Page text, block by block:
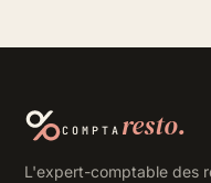
COMPTA resto.
L'expert-comptable des